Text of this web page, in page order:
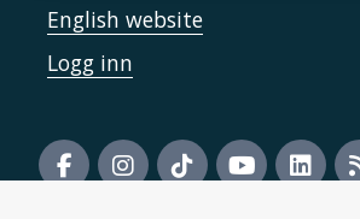
English website
Logg inn